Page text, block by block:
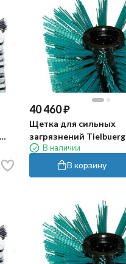
40 460₽
Щетка для сильных
загрязнений
087В наличии
В корзину